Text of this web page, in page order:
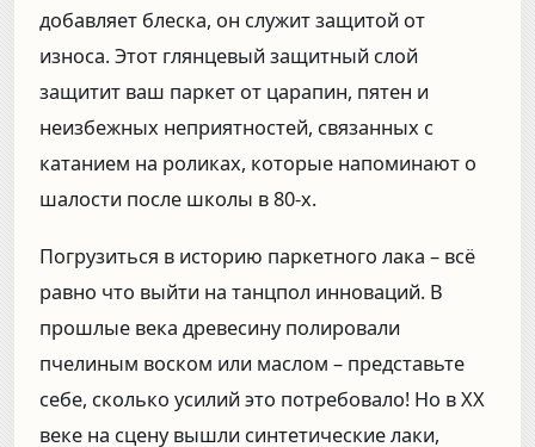
добавляет блеска, он служит защитой от
износа. Этот глянцевый защитный слой
защитит ваш паркет от царапин, пятен и
неизбежных неприятностей, связанных с
катанием на роликах, которые напоминают о
шалости после школы в 80-х.
Погрузиться в историю паркетного лака – всё
равно что выйти на танцпол инноваций. В
прошлые века древесину полировали
пчелиным воском или маслом – представьте
себе, сколько усилий это потребовало! Но в XX
веке на сцену вышли синтетические лаки,